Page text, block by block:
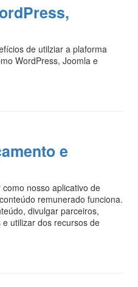
de utilziar a plaforma
WordPress, Joomla e
e
nosso aplicativo de
remunerado funciona.
divulgar parceiros,
utilizar dos recursos de